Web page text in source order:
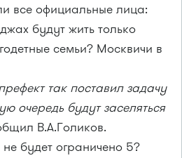
все официальные лица:
будут жить только
семьи? Москвичи в
так поставил задачу
очередь будут заселяться
В.А.Голиков.
будет ограничено 5?